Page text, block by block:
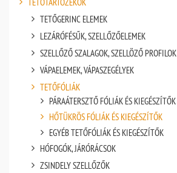
TETŐGERINC ELEMEK
LEZÁRÓFÉSŰK, SZELLŐZŐELEMEK
SZELLŐZŐ SZALAGOK, SZELLÖZŐ PROFILOK
VÁPAELEMEK, VÁPASZEGÉLYEK
TETŐFÓLIÁK
PÁRAÁTERSZTŐ FÓLIÁK ÉS KIEGÉSZÍTŐK
HŐTÜKRÖS FÓLIÁK ÉS KIEGÉSZÍTŐK
EGYÉB TETŐFÓLIÁK ÉS KIEGÉSZÍTŐK
HÓFOGÓK, JÁRÓRÁCSOK
ZSINDELY SZELLŐZŐK